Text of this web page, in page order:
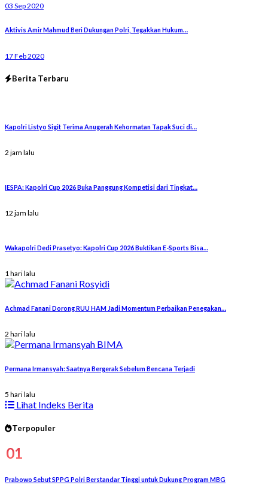
03 Sep 2020
Aktivis Amir Mahmud Beri Dukungan Polri, Tegakkan Hukum…
17 Feb 2020
Berita Terbaru
Kapolri Listyo Sigit Terima Anugerah Kehormatan Tapak Suci di…
2 jam lalu
IESPA: Kapolri Cup 2026 Buka Panggung Kompetisi dari Tingkat…
12 jam lalu
Wakapolri Dedi Prasetyo: Kapolri Cup 2026 Buktikan E-Sports Bisa…
1 hari lalu
Achmad Fanani Dorong RUU HAM Jadi Momentum Perbaikan Penegakan…
2 hari lalu
Permana Irmansyah: Saatnya Bergerak Sebelum Bencana Terjadi
5 hari lalu
Lihat Indeks Berita
Terpopuler
01
Prabowo Sebut SPPG Polri Berstandar Tinggi untuk Dukung Program MBG